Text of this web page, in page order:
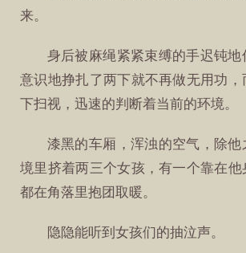
来。
身后被麻绳紧紧束缚的手迟钝
意识地挣扎了两下就不再做无用功，
下扫视，迅速的判断着当前的环境。
漆黑的车厢，浑浊的空气，除
境里挤着两三个女孩，有一个靠在
都在角落里抱团取暖。
隐隐能听到女孩们的抽泣声。